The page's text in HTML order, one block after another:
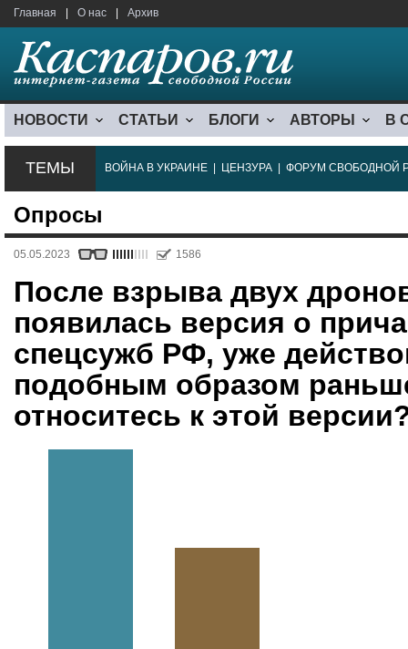
Главная О нас Архив
НОВОСТИ СТАТЬИ БЛОГИ АВТОРЫ В
ТЕМЫ ВОЙНА В УКРАИНЕ ЦЕНЗУРА ФОРУМ СВОБОДНОЙ
Опросы
05.05.2023 1586
После взрыва двух
появилась версия о
спецсужб РФ, уже
подобным образом
относитесь к этой